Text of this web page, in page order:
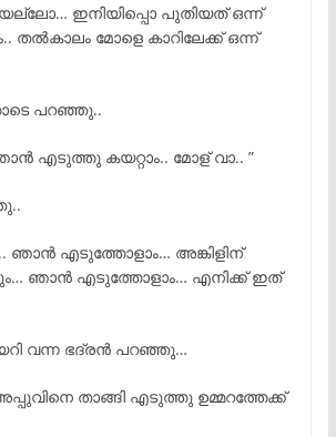
ഇനിയിപ്പൊ പുതിയത് ഒന്ന്
തല്കാലം മോളെ കാറിലേക്ക് ഒന്ന്
പറഞ്ഞു..
എടുത്തു കയറ്റാം.. മോള് വാ.. ”
ഞാൻ എടുത്തോളാം… അങ്കിളിന്
ഞാൻ എടുത്തോളാം… എനിക്ക് ഇത്
വന്ന ഭദ്രൻ പറഞ്ഞു…
താങ്ങി എടുത്തു ഉമ്മറത്തേക്ക്